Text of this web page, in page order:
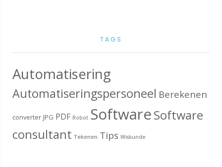
TAGS
Automatisering
Automatiseringspersoneel Berekenen
converter JPG PDF Robot SoftwareSoftware
consultant Tekenen Tips Wiskunde